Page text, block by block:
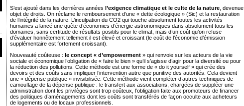
S’est ajouté dans les dernières années l’exigence climatique et le culte de la nature , devenue
objet de droits. On réclame le remboursement d’une « dette écologique » (Sic) et la restauration
de l’intégrité de la nature. L’inculpation du CO2 qui touche absolument toutes les activités
humaines a lancé une quête d’économies d’énergie astronomiques dans absolument tous les
domaines, sans certitude de résultats positifs pour le climat, mais d’un coût qu’on refuse
d’évaluer honnêtement tellement il est élevé et croissant (le coût de l’économie d’émission
supplémentaire est fortement croissant).
Nouveauté coûteuse : le concept « d’empowerment » qui renvoie sur les acteurs de la vie
sociale et économique l’obligation de « faire le bien » qu’il s’agisse d’agir pour la diversité ou pour
la réduction des pollutions. Cette méthode est une forme de « do it yourself » qui crée des
devoirs et des coûts sans impliquer l’intervention autre que punitive des autorités. Cela devient
une « dépense publique » invisibilisée. Cette méthode vient compléter d’autres techniques de
camouflage de la dépense publique : le transfert aux associations, chargées de suppléer une
administration dont les privilèges sont trop coûteux, l’obligation faite aux promoteurs de financer
des politiques d’aménagements dont les coûts sont transférés de façon occulte aux acheteurs
de logements ou de locaux professionnels.